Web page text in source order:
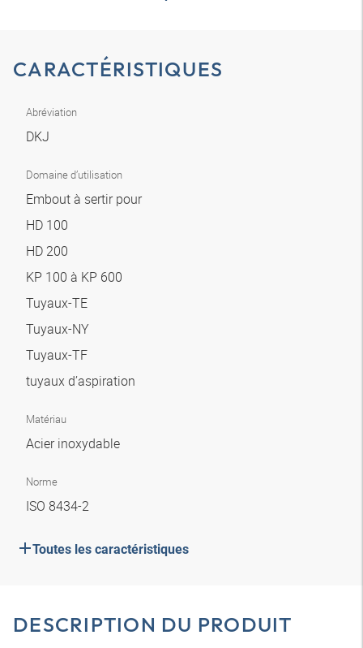
CARACTÉRISTIQUES
Abréviation
DKJ
Domaine d’utilisation
Embout à sertir pour
HD 100
HD 200
KP 100 à KP 600
Tuyaux-TE
Tuyaux-NY
Tuyaux-TF
tuyaux d’aspiration
Matériau
Acier inoxydable
Norme
ISO 8434-2
Toutes les caractéristiques
DESCRIPTION DU PRODUIT